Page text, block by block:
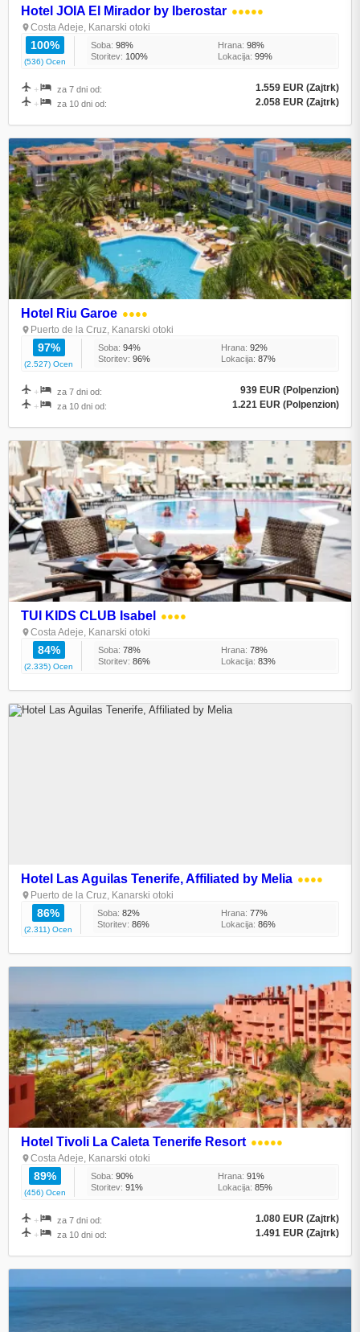
Hotel JOIA El Mirador by Iberostar ●●●●●
Costa Adeje, Kanarski otoki
100%
(536) Ocen
Soba: 98% Hrana: 98%
Storitev: 100% Lokacija: 99%
+ za 7 dni od: 1.559 EUR (Zajtrk)
+ za 10 dni od: 2.058 EUR (Zajtrk)
Hotel Riu Garoe ●●●●
Puerto de la Cruz, Kanarski otoki
97%
(2.527) Ocen
Soba: 94% Hrana: 92%
Storitev: 96% Lokacija: 87%
+ za 7 dni od: 939 EUR (Polpenzion)
+ za 10 dni od: 1.221 EUR (Polpenzion)
TUI KIDS CLUB Isabel ●●●●
Costa Adeje, Kanarski otoki
84%
(2.335) Ocen
Soba: 78% Hrana: 78%
Storitev: 86% Lokacija: 83%
Hotel Las Aguilas Tenerife, Affiliated by Melia ●●●●
Puerto de la Cruz, Kanarski otoki
86%
(2.311) Ocen
Soba: 82% Hrana: 77%
Storitev: 86% Lokacija: 86%
Hotel Tivoli La Caleta Tenerife Resort ●●●●●
Costa Adeje, Kanarski otoki
89%
(456) Ocen
Soba: 90% Hrana: 91%
Storitev: 91% Lokacija: 85%
+ za 7 dni od: 1.080 EUR (Zajtrk)
+ za 10 dni od: 1.491 EUR (Zajtrk)